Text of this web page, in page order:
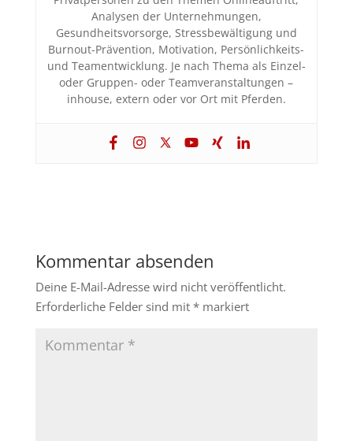
Analysen der Unternehmungen,
Gesundheitsvorsorge, Stressbewältigung und
Burnout-Prävention, Motivation, Persönlichkeits-
und Teamentwicklung. Je nach Thema als Einzel-
oder Gruppen- oder Teamveranstaltungen –
inhouse, extern oder vor Ort mit Pferden.
Kommentar absenden
Deine E-Mail-Adresse wird nicht veröffentlicht.
Erforderliche Felder sind mit *markiert